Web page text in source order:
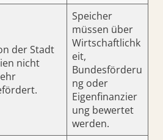
der Stadt
nicht
Speicher
müssen über
Wirtschaftlichk
eit,
Bundesförderu
ng oder
Eigenfinanzier
ung bewertet
werden.